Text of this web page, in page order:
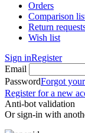
Orders
Comparison
Return
Wish list
Sign inRegister
Email
PasswordForgot
Register for a new
Anti-bot validation
Or sign-in with